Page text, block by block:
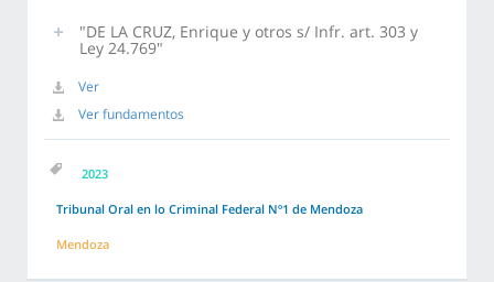
"DE LA CRUZ, Enrique y otros s/ Infr. art. 303 y
Ley 24.769"
Ver
Ver fundamentos
2023
Tribunal Oral en lo Criminal Federal Nº1 de Mendoza
Mendoza